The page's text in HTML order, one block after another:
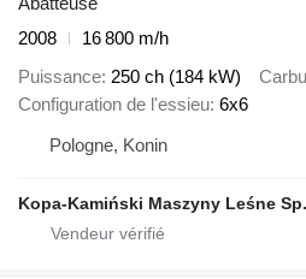
2008
16 800 m/h
Puissance 250 ch (184 kW)
Configuration de l'essieu 6x6
Pologne, Konin
Kopa-Kamiński Maszyny Leśne